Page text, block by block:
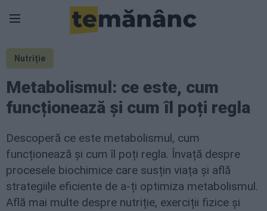
Nutriție
Metabolismul: ce este, cum
funcționează și cum îl poți regla
Descoperă ce este metabolismul, cum
funcționează și cum îl poți regla. Învață despre
procesele biochimice care susțin viața și află
strategiile eficiente de a-ți optimiza metabolismul.
Află mai multe despre nutriție, exerciții fizice și